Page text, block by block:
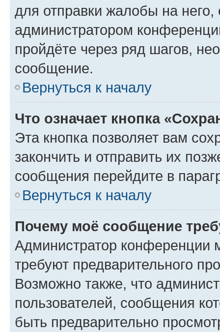
для отправки жалобы на
администратором
пройдёте через ряд шагов,
сообщение.
Вернуться к началу
Что означает кнопка
Эта кнопка позволяет вам
закончить и отправить их
сообщения перейдите в
Вернуться к началу
Почему моё сообщение
Администратор конференции
требуют предварительного
Возможно также, что
пользователей, сообщения
быть предварительно